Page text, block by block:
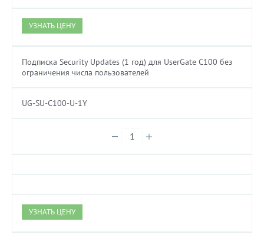
УЗНАТЬ ЦЕНУ
Подписка Security Updates (1 год) для UserGate C100 без
ограничения числа пользователей
UG-SU-C100-U-1Y
УЗНАТЬ ЦЕНУ